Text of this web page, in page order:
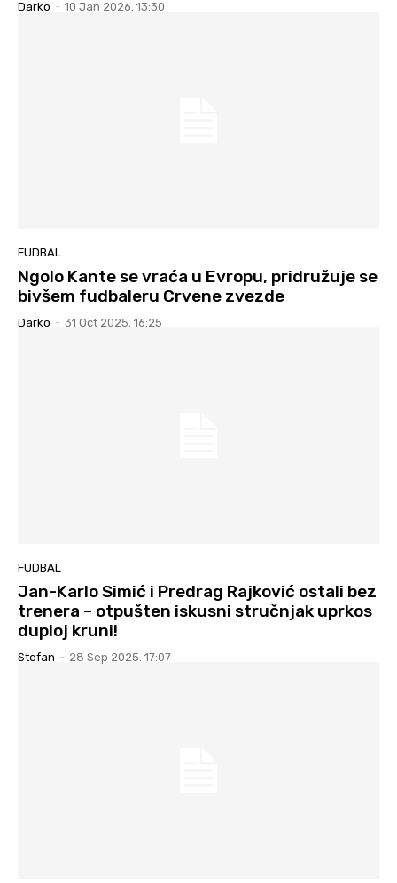
Darko - 10 Jan 2026. 13:30
FUDBAL
Ngolo Kante se vraća u Evropu, pridružuje se
bivšem fudbaleru Crvene zvezde
Darko - 31 Oct 2025. 16:25
FUDBAL
Jan-Karlo Simić i Predrag Rajković ostali bez
trenera – otpušten iskusni stručnjak uprkos
duploj kruni!
Stefan - 28 Sep 2025. 17:07